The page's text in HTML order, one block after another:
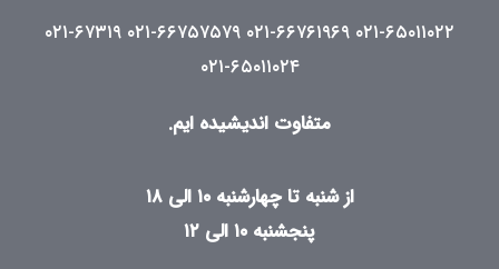
۰۲۱-۶۷۳۱۹ ۰۲۱-۶۶۷۵۷۵۷۹ ۰۲۱-۶۶۷۶۱۹۶۹ ۰۲۱-۶۵۰۱۱۰۲۲
۰۲۱-۶۵۰۱۱۰۲۴
متفاوت اندیشیده ایم.
از شنبه تا چهارشنبه ۱۰ الی ۱۸
پنجشنبه ۱۰ الی ۱۲